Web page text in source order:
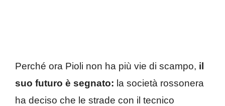
Perché ora Pioli non ha più vie di scampo, il
suo futuro è segnato: la società rossonera
ha deciso che le strade con il tecnico